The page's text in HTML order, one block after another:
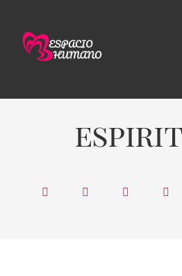
contenido